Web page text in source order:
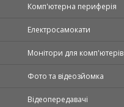
Комп'ютерна периферія
Електросамокати
Монітори для комп'ютерів
Фото та відеозйомка
Відеопередавачі